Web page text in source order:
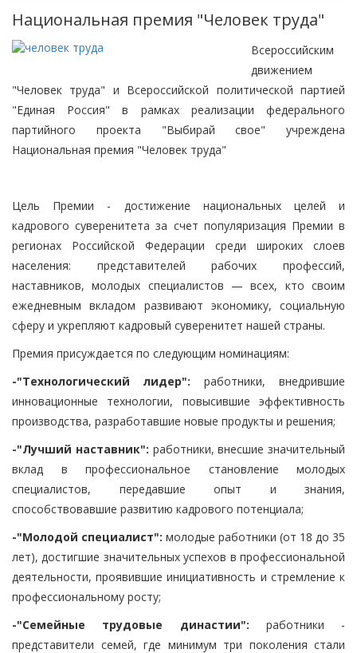
Национальная премия "Человек труда"
Всероссийским
движением
"Человек труда" и Всероссийской политической партией
"Единая Россия" в рамках реализации федерального
партийного проекта "Выбирай свое" учреждена
Национальная премия "Человек труда"
Цель Премии - достижение национальных целей и
кадрового суверенитета за счет популяризация Премии в
регионах Российской Федерации среди широких слоев
населения: представителей рабочих профессий,
наставников, молодых специалистов — всех, кто своим
ежедневным вкладом развивают экономику, социальную
сферу и укрепляют кадровый суверенитет нашей страны.
Премия присуждается по следующим номинациям:
-"Технологический лидер": работники, внедрившие
инновационные технологии, повысившие эффективность
производства, разработавшие новые продукты и решения;
-"Лучший наставник": работники, внесшие значительный
вклад в профессиональное становление молодых
специалистов, передавшие опыт и знания,
способствовавшие развитию кадрового потенциала;
-"Молодой специалист": молодые работники (от 18 до 35
лет), достигшие значительных успехов в профессиональной
деятельности, проявившие инициативность и стремление к
профессиональному росту;
-"Семейные трудовые династии": работники -
представители семей, где минимум три поколения стали